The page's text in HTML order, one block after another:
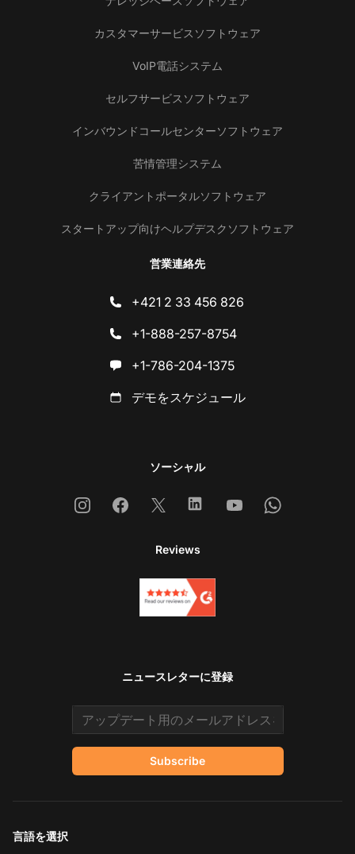
カスタマーサービスソフトウェア
VoIP電話システム
セルフサービスソフトウェア
インバウンドコールセンターソフトウェア
苦情管理システム
クライアントポータルソフトウェア
スタートアップ向けヘルプデスクソフトウェア
営業連絡先
+421 2 33 456 826
+1-888-257-8754
+1-786-204-1375
デモをスケジュール
ソーシャル
InstagramFacebook
X LinkedinYoutubeWhatsapp
Reviews
ニュースレターに登録
Email address
Subscribe
言語を選択